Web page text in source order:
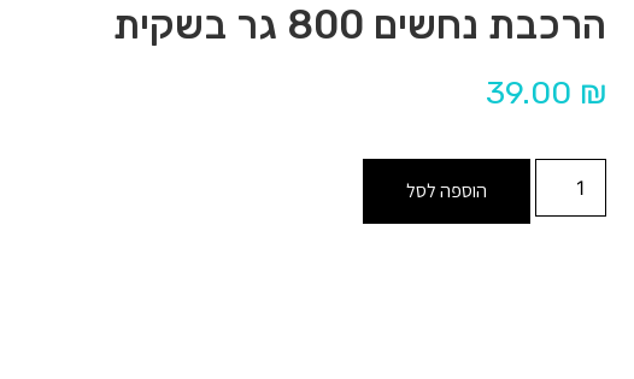
הרכבת נחשים 800 גר בשקית
39.00 ₪
הוספה לסל